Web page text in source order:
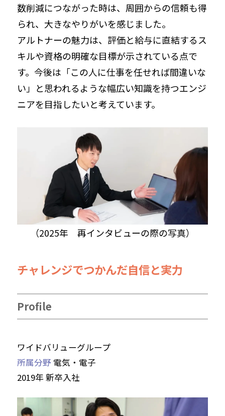
数削減につながった時は、周囲からの信頼も得
られ、大きなやりがいを感じました。
アルトナーの魅力は、評価と給与に直結するス
キルや資格の明確な目標が示されている点で
す。今後は「この人に仕事を任せれば間違いな
い」と思われるような幅広い知識を持つエンジ
ニアを目指したいと考えています。
（2025年 再インタビューの際の写真）
チャレンジでつかんだ自信と実力
Profile
ワイドバリューグループ
所属分野 電気・電子
2019年 新卒入社